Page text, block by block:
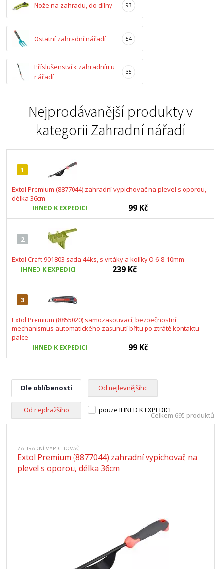
Nože na zahradu, do dílny 93
Ostatní zahradní nářadí 54
Příslušenství k zahradnímu
nářadí
35
Nejprodávanější produkty v
kategorii Zahradní nářadí
1
Extol Premium (8877044) zahradní vypichovač na plevel s oporou,
délka 36cm
IHNED K EXPEDICI
99 Kč
2
Extol Craft 901803 sada 44ks, s vrtáky a kolíky O 6-8-10mm
IHNED K EXPEDICI
239 Kč
3
Extol Premium (8855020) samozasouvací, bezpečnostní
mechanismus automatického zasunutí břitu po ztrátě kontaktu
palce
IHNED K EXPEDICI
99 Kč
Dle oblíbenosti Od nejlevnějšího
Od nejdražšího pouze IHNED K EXPEDICI
Celkem 695 produktů
ZAHRADNÍ VYPICHOVAČ
Extol Premium (8877044) zahradní vypichovač na
plevel s oporou, délka 36cm